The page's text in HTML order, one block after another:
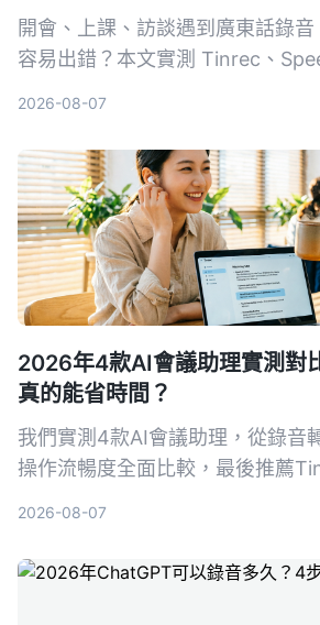
開會、上課、訪談遇到廣東話錄
容易出錯？本文實測 Tinrec、
適合的解決方案。
2026-08-07
2026年4款AI會議助理實測對
真的能省時間？
我們實測4款AI會議助理，從錄音
操作流暢度全面比較，最後推薦
2026-08-07